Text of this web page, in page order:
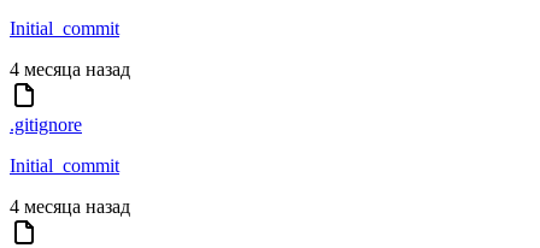
Initial_commit
4 месяца назад
.gitignore
Initial_commit
4 месяца назад